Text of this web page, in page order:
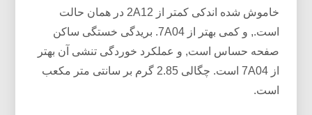
خاموش شده اندکی کمتر از 2A12 در همان حالت
است., و کمی بهتر از 7A04. بریدگی خستگی ساکن
صفحه حساس است, و عملکرد خوردگی تنشی آن بهتر
از 7A04 است. چگالی 2.85 گرم بر سانتی متر مکعب
است.